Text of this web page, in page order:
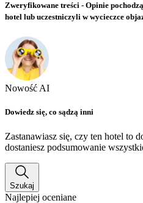
Zweryfikowane treści - Opinie
hotel lub uczestniczyli w wycieczce
Nowość AI
Dowiedz się, co sądzą inni
Zastanawiasz się, czy ten hotel to
dostaniesz podsumowanie
Szukaj
Najlepiej oceniane